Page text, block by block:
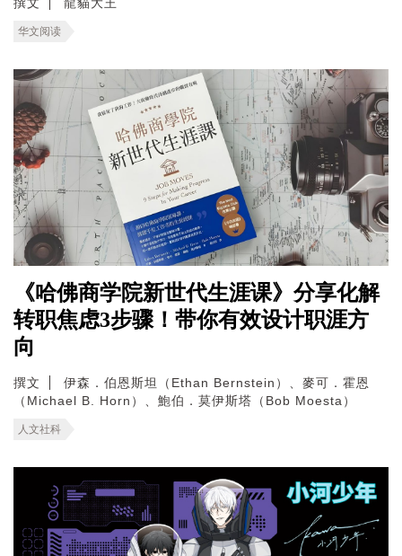
华文阅读
《哈佛商学院新世代生涯课》分享化解
转职焦虑3步骤！带你有效设计职涯方
向
撰文
伊森．伯恩斯坦（Ethan Bernstein）、麥可．霍恩
（Michael B. Horn）、鮑伯．莫伊斯塔（Bob Moesta）
人文社科